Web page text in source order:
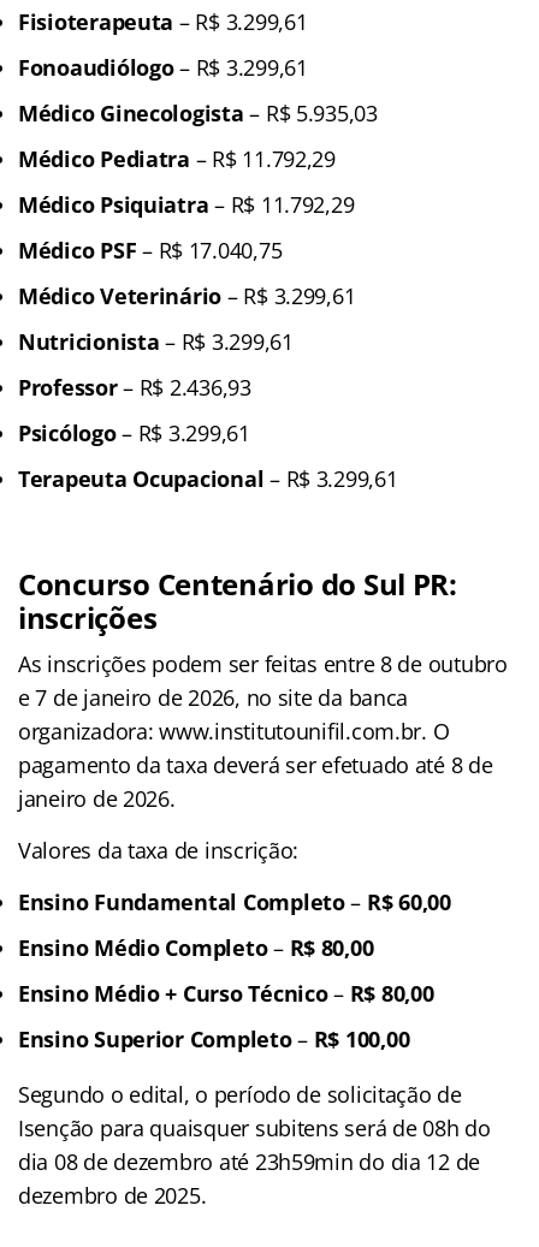
Fisioterapeuta – R$ 3.299,61
Fonoaudiólogo– R$ 3.299,61
Médico Ginecologista – R$ 5.935,03
Médico Pediatra – R$ 11.792,29
Médico Psiquiatra – R$ 11.792,29
Médico PSF – R$ 17.040,75
Médico Veterinário – R$ 3.299,61
Nutricionista – R$ 3.299,61
Professor– R$ 2.436,93
Psicólogo– R$ 3.299,61
Terapeuta Ocupacional – R$ 3.299,61
Concurso Centenário do Sul PR:
inscrições
As inscrições podem ser feitas entre 8 de outubro
e 7 de janeiro de 2026, no site da banca
organizadora: www.institutounifil.com.br. O
pagamento da taxa deverá ser efetuado até 8 de
janeiro de 2026.
Valores da taxa de inscrição:
Ensino Fundamental Completo– R$ 60,00
Ensino Médio Completo– R$ 80,00
Ensino Médio + Curso Técnico– R$ 80,00
Ensino Superior Completo– R$ 100,00
Segundo o edital, o período de solicitação de
Isenção para quaisquer subitens será de 08h do
dia 08 de dezembro até 23h59min do dia 12 de
dezembro de 2025.